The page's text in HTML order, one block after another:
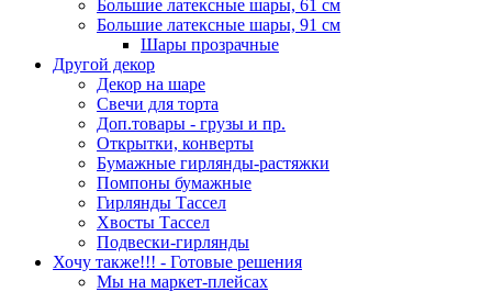
Большие латексные шары, 61 см
Большие латексные шары, 91 см
Шары прозрачные
Другой декор
Декор на шаре
Свечи для торта
Доп.товары - грузы и пр.
Открытки, конверты
Бумажные гирлянды-растяжки
Помпоны бумажные
Гирлянды Тассел
Хвосты Тассел
Подвески-гирлянды
Хочу также!!! - Готовые решения
Мы на маркет-плейсах